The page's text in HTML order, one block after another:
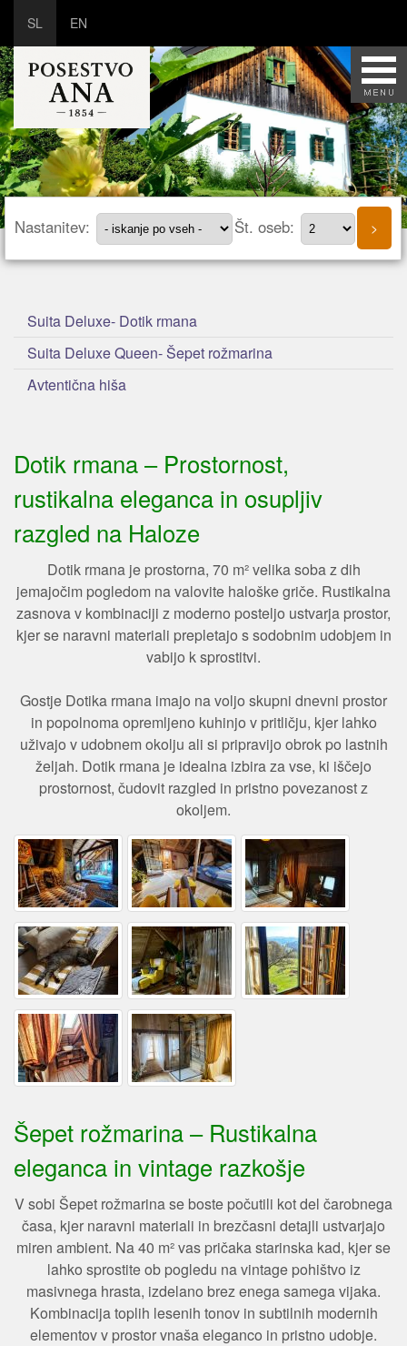
SL EN
Nastanitev: Št. oseb:
Suita Deluxe- Dotik rmana
Suita Deluxe Queen- Šepet rožmarina
Avtentična hiša
Dotik rmana – Prostornost,
rustikalna eleganca in osupljiv
razgled na Haloze
Dotik rmana je prostorna, 70 m² velika soba z dih
jemajočim pogledom na valovite haloške griče. Rustikalna
zasnova v kombinaciji z moderno posteljo ustvarja prostor,
kjer se naravni materiali prepletajo s sodobnim udobjem in
vabijo k sprostitvi.
Gostje Dotika rmana imajo na voljo skupni dnevni prostor
in popolnoma opremljeno kuhinjo v pritličju, kjer lahko
uživajo v udobnem okolju ali si pripravijo obrok po lastnih
željah. Dotik rmana je idealna izbira za vse, ki iščejo
prostornost, čudovit razgled in pristno povezanost z
okoljem.
Šepet rožmarina – Rustikalna
eleganca in vintage razkošje
V sobi Šepet rožmarina se boste počutili kot del čarobnega
časa, kjer naravni materiali in brezčasni detajli ustvarjajo
miren ambient. Na 40 m² vas pričaka starinska kad, kjer se
lahko sprostite ob pogledu na vintage pohištvo iz
masivnega hrasta, izdelano brez enega samega vijaka.
Kombinacija toplih lesenih tonov in subtilnih modernih
elementov v prostor vnaša eleganco in pristno udobje.